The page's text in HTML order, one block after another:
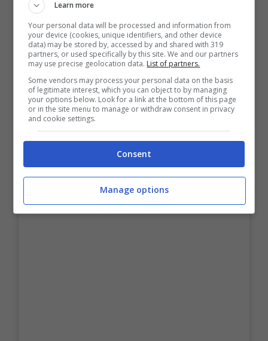
Learn more
Your personal data will be processed and information from
your device (cookies, unique identifiers, and other device
data) may be stored by, accessed by and shared with 319
partners, or used specifically by this site. We and our partners
may use precise geolocation data. List of partners.
Some vendors may process your personal data on the basis
of legitimate interest, which you can object to by managing
your options below. Look for a link at the bottom of this page
or in the site menu to manage or withdraw consent in privacy
and cookie settings.
Consent
Manage options